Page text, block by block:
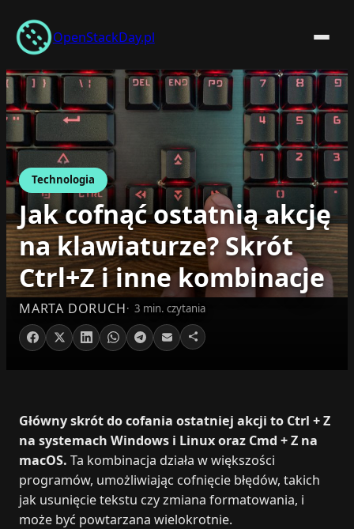
Przejdź
do
treści
OpenStackDay.pl
Technologia
Jak cofnąć ostatnią akcję
na klawiaturze? Skrót
Ctrl+Z i inne kombinacje
MARTA DORUCH 3 min. czytania
Główny skrót do cofania ostatniej akcji to Ctrl + Z
na systemach Windows i Linux oraz Cmd + Z na
macOS. Ta kombinacja działa w większości
programów, umożliwiając cofnięcie błędów, takich
jak usunięcie tekstu czy zmiana formatowania, i
może być powtarzana wielokrotnie.